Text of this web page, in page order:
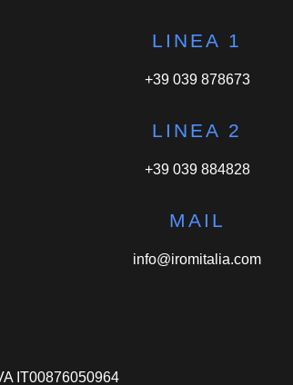
LINEA 1
+39 039 878673
LINEA 2
+39 039 884828
MAIL
info@iromitalia.com
IT00876050964